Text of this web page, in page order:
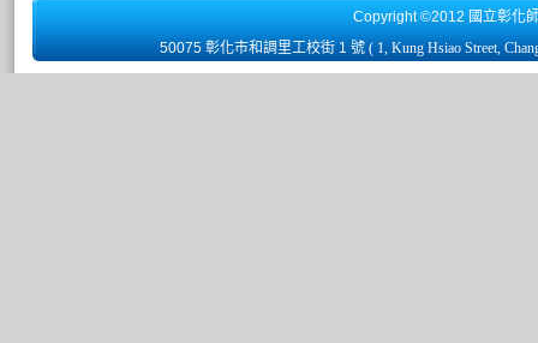
Copyright ©2012 國立彰化
50075 彰化市和調里工校街 1 號 ( 1, Kung Hsiao Street,